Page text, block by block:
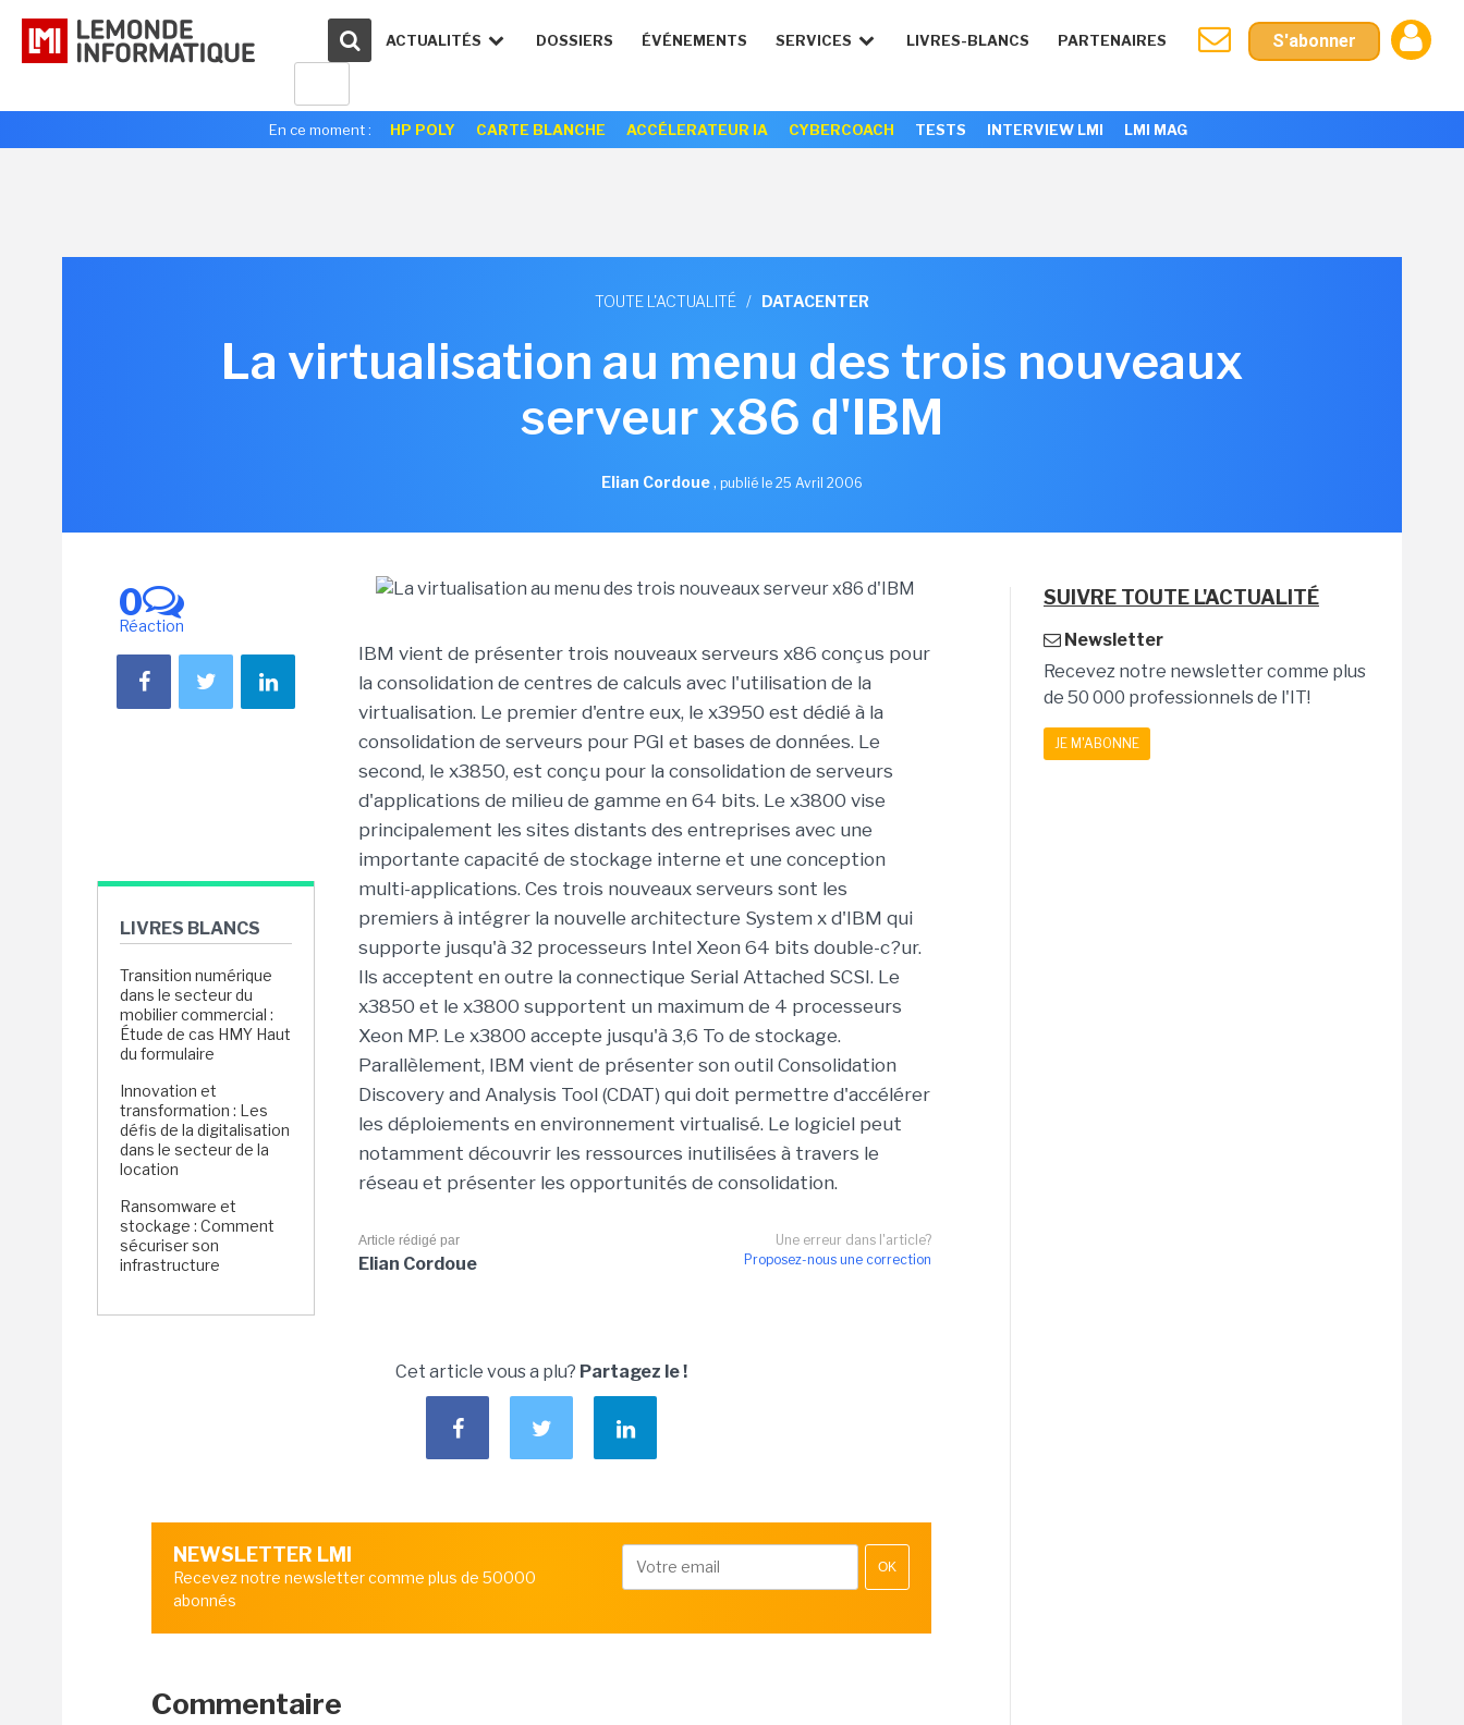
ACTUALITÉS DOSSIERS ÉVÉNEMENTS SERVICES LIVRES-BLANCS PARTENAIRES S'abonner
En ce moment : HP POLY CARTE BLANCHE ACCÉLERATEUR IA CYBERCOACH TESTS INTERVIEW LMI LMI MAG
TOUTE L'ACTUALITÉ / DATACENTER
La virtualisation au menu des trois nouveaux
serveur x86 d'IBM
Elian Cordoue, publié le 25 Avril 2006
0
Réaction
LIVRES BLANCS
Transition numérique
dans le secteur du
mobilier commercial :
Étude de cas HMY Haut
du formulaire
Innovation et
transformation : Les
défis de la digitalisation
dans le secteur de la
location
Ransomware et
stockage : Comment
sécuriser son
infrastructure
IBM vient de présenter trois nouveaux serveurs x86 conçus pour
la consolidation de centres de calculs avec l'utilisation de la
virtualisation. Le premier d'entre eux, le x3950 est dédié à la
consolidation de serveurs pour PGI et bases de données. Le
second, le x3850, est conçu pour la consolidation de serveurs
d'applications de milieu de gamme en 64 bits. Le x3800 vise
principalement les sites distants des entreprises avec une
importante capacité de stockage interne et une conception
multi-applications. Ces trois nouveaux serveurs sont les
premiers à intégrer la nouvelle architecture System x d'IBM qui
supporte jusqu'à 32 processeurs Intel Xeon 64 bits double-c?ur.
Ils acceptent en outre la connectique Serial Attached SCSI. Le
x3850 et le x3800 supportent un maximum de 4 processeurs
Xeon MP. Le x3800 accepte jusqu'à 3,6 To de stockage.
Parallèlement, IBM vient de présenter son outil Consolidation
Discovery and Analysis Tool (CDAT) qui doit permettre d'accélérer
les déploiements en environnement virtualisé. Le logiciel peut
notamment découvrir les ressources inutilisées à travers le
réseau et présenter les opportunités de consolidation.
Une erreur dans l'article?
Proposez-nous une correction
Article rédigé par
Elian Cordoue
Cet article vous a plu? Partagez le !
NEWSLETTER LMI
Recevez notre newsletter comme plus de 50000
abonnés
OK
Commentaire
SUIVRE TOUTE L'ACTUALITÉ
Newsletter
Recevez notre newsletter comme plus
de 50 000 professionnels de l'IT!
JE M'ABONNE